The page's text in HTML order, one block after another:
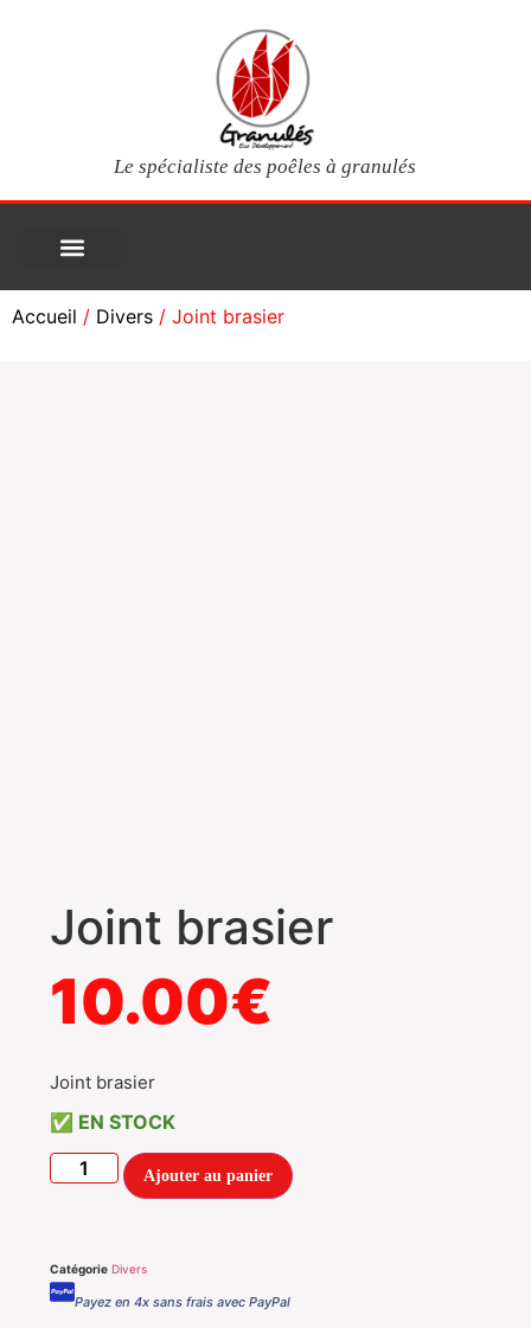
Le spécialiste des poêles à granulés
Accueil / Divers / Joint brasier
Joint brasier
10.00€
Joint brasier
EN STOCK
Ajouter au panier
Catégorie Divers
Payez en 4x sans frais avec PayPal